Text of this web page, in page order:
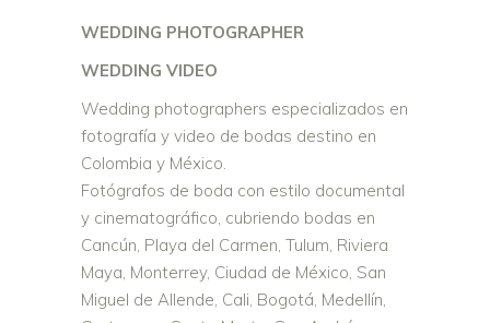
WEDDING PHOTOGRAPHER
WEDDING VIDEO
Wedding photographers especializados en
fotografía y video de bodas destino en
Colombia y México.
Fotógrafos de boda con estilo documental
y cinematográfico, cubriendo bodas en
Cancún, Playa del Carmen, Tulum, Riviera
Maya, Monterrey, Ciudad de México, San
Miguel de Allende, Cali, Bogotá, Medellín,